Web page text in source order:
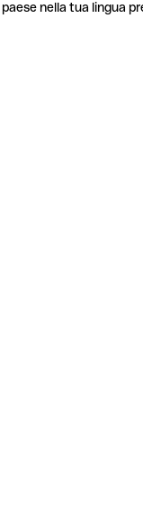
nella tua lingua